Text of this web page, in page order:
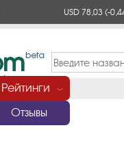
USD 78,03(-
Рейтинги ﹀
Отзывы